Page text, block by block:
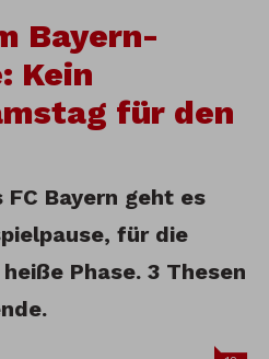
Bayern-
Kein
für den
Bayern geht es
für die
Phase. 3 Thesen